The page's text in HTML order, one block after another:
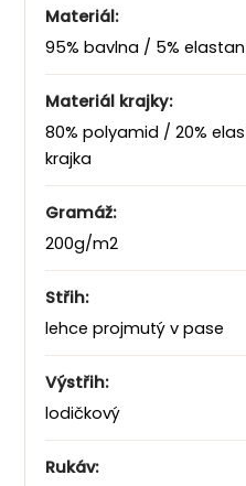
Materiál:
95% bavlna / 5%
Materiál krajky:
80% polyamid / 20%
krajka
Gramáž:
200g/m2
Střih:
lehce projmutý v pase
Výstřih:
lodičkový
Rukáv: